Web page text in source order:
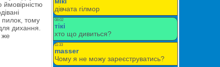
ймовірністю
пилок, тому
дихання.
же